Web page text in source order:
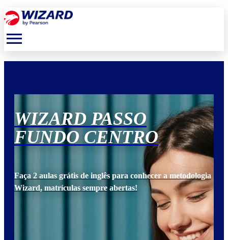
menu
WIZARD PASSO
FUNDO CENTRO
Faça 2 aulas grátis de inglês para conhecer a metodologia
Wizard, matrículas sempre abertas!